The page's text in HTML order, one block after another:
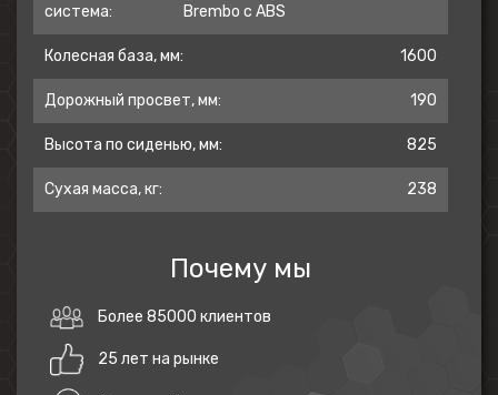
система:
Brembo с ABS
Колесная база, мм: 1600
Дорожный просвет, мм: 190
Высота по сиденью, мм: 825
Сухая масса, кг: 238
Почему мы
Более 85000 клиентов
25 лет на рынке